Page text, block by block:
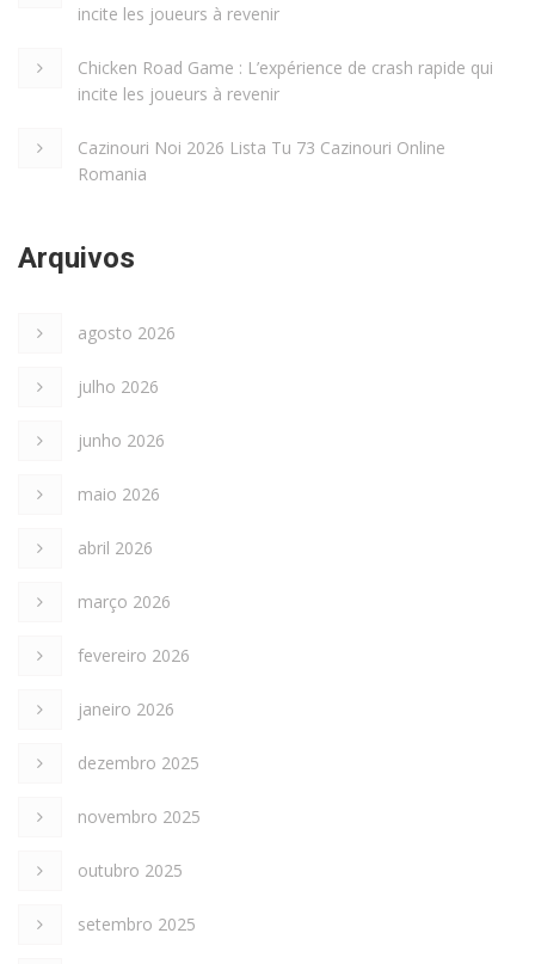
incite les joueurs à revenir
Chicken Road Game : L’expérience de crash rapide qui
incite les joueurs à revenir
Cazinouri Noi 2026 Lista Tu 73 Cazinouri Online
Romania
Arquivos
agosto 2026
julho 2026
junho 2026
maio 2026
abril 2026
março 2026
fevereiro 2026
janeiro 2026
dezembro 2025
novembro 2025
outubro 2025
setembro 2025